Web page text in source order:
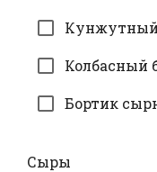
Кунжутный
Колбасный
Бортик
Сыры